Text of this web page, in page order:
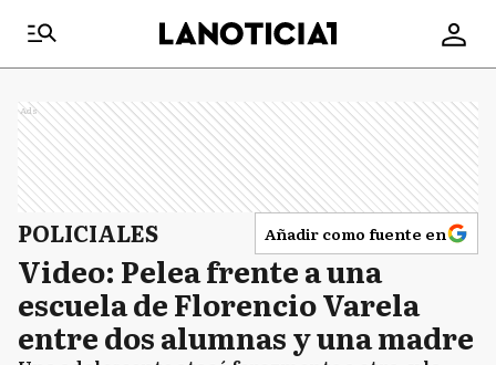
Ads
POLICIALES Añadir como fuente en
Video: Pelea frente a una
escuela de Florencio Varela
entre dos alumnas y una madre